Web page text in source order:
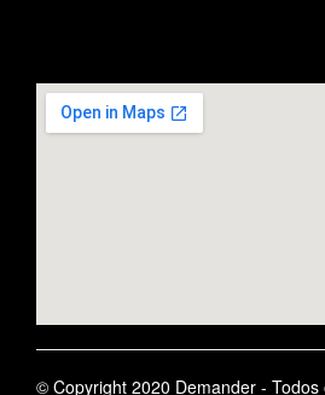
© Copyright 2020 Demander -